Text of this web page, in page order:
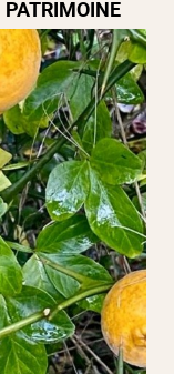
PATRIMOINE